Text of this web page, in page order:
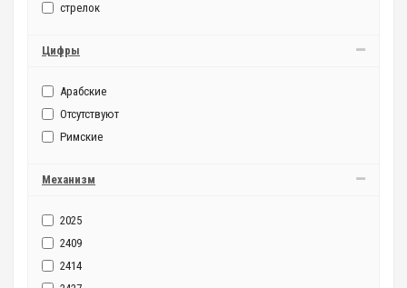
стрелок
Цифры
Арабские
Отсутствуют
Римские
Механизм
2025
2409
2414